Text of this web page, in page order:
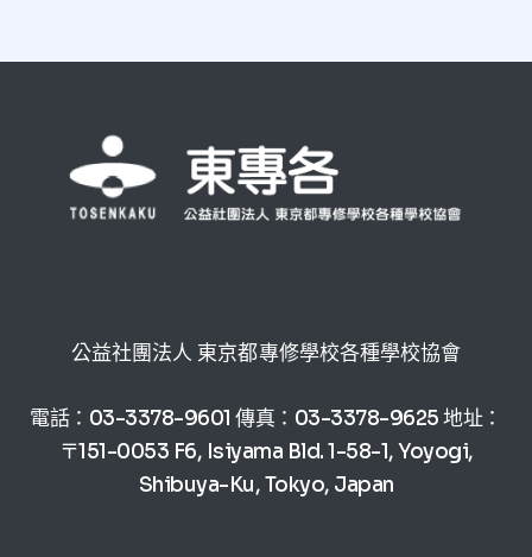
公益社團法人 東京都專修學校各種學校協會
電話：03-3378-9601 傳真：03-3378-9625 地址：
〒151-0053 F6, Isiyama Bld. 1-58-1, Yoyogi,
Shibuya-Ku, Tokyo, Japan